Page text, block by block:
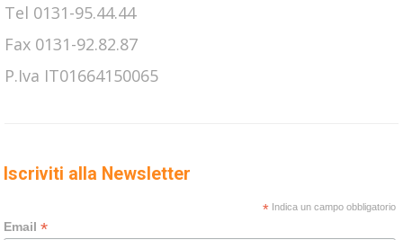
Tel 0131-95.44.44
Fax 0131-92.82.87
P.Iva IT01664150065
Iscriviti alla Newsletter
*Indica un campo obbligatorio
Email*